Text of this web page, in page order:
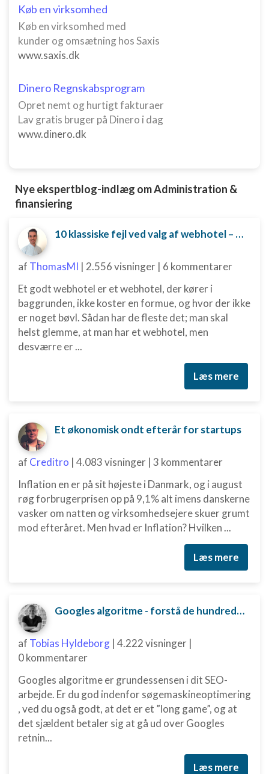
Køb en virksomhed
Køb en virksomhed med
kunder og omsætning hos Saxis
www.saxis.dk
Dinero Regnskabsprogram
Opret nemt og hurtigt fakturaer
Lav gratis bruger på Dinero i dag
www.dinero.dk
Nye ekspertblog-indlæg om Administration &
finansiering
10 klassiske fejl ved valg af webhotel – og hvordan du undgår dem
af ThomasMI | 2.556 visninger | 6 kommentarer
Et godt webhotel er et webhotel, der kører i
baggrunden, ikke koster en formue, og hvor der ikke
er noget bøvl. Sådan har de fleste det; man skal
helst glemme, at man har et webhotel, men
desværre er ...
Læs mere
Et økonomisk ondt efterår for startups
af Creditro | 4.083 visninger | 3 kommentarer
Inflation en er på sit højeste i Danmark, og i august
røg forbrugerprisen op på 9,1% alt imens danskerne
vasker om natten og virksomhedsejere skuer grumt
mod efteråret. Men hvad er Inflation? Hvilken ...
Læs mere
Googles algoritme - forstå de hundredvis af parametre bag
af Tobias Hyldeborg | 4.222 visninger |
0 kommentarer
Googles algoritme er grundessensen i dit SEO-
arbejde. Er du god indenfor søgemaskineoptimering
, ved du også godt, at det er et ”long game”, og at
det sjældent betaler sig at gå ud over Googles
retnin...
Læs mere
Måle annonceringseffektivitet
Måle indholdseffektivitet
Forstå målgrupper gennem statistikker eller
Udvikle og forbedre tjenester
Bruge begrænsede oplysninger til at vælge
indhold
placeringsoplysninger
Identificere enheder baseret på aktivt
Ikke-IAB-behandlingsformål:
Nødvendig
Ydeevne
Funktionel
Annoncering / marketing